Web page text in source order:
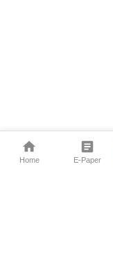
Home E-Paper